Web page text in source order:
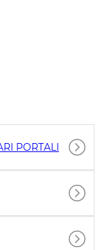
PORTALI